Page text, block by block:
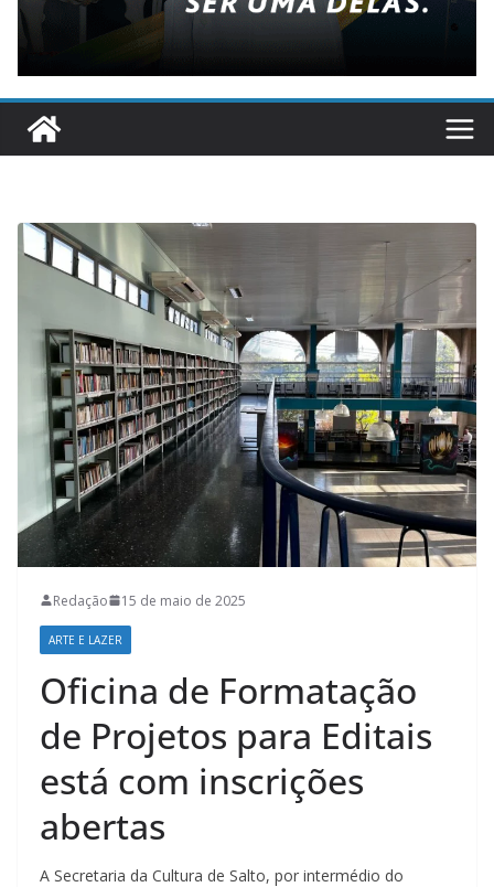
Redação 15 de maio de 2025
ARTE E LAZER
Oficina de Formatação
de Projetos para Editais
está com inscrições
abertas
A Secretaria da Cultura de Salto, por intermédio do